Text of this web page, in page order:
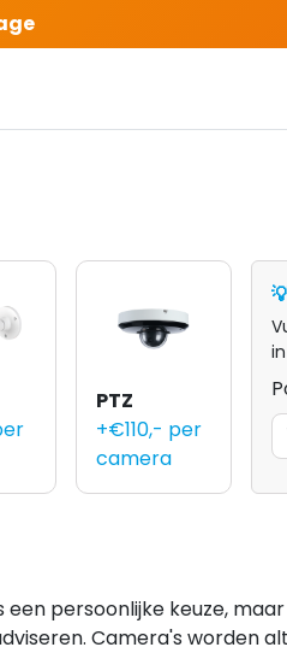
PTZ
+€110,- per
camera
persoonlijke keuze,
Camera's worden